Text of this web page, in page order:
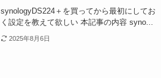
synologyDS224＋を買ってから最初にしてお
く設定を教えて欲しい 本記事の内容 syno...
2025年8月6日